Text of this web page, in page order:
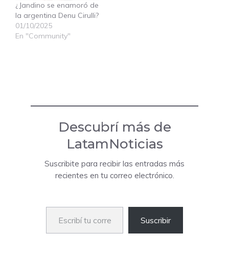
¿Jandino se enamoró de
la argentina Denu Cirulli?
01/10/2025
En "Community"
Descubrí más de
LatamNoticias
Suscribite para recibir las entradas más
recientes en tu correo electrónico.
Escribí tu correo electrónico…
Suscribir